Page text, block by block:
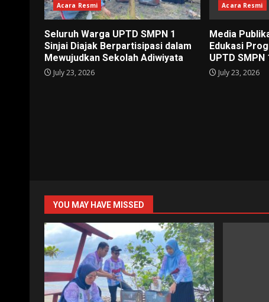
Acara Resmi
Seluruh Warga UPTD SMPN 1
Sinjai Diajak Berpartisipasi dalam
Mewujudkan Sekolah Adiwiyata
July 23, 2026
Acara Resmi
Media
Edukasi
UPTD SMPN
July 23, 2026
YOU MAY HAVE MISSED